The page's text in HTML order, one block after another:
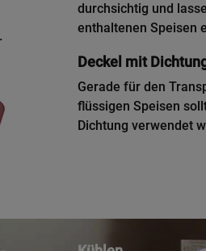
durchsichtig und
enthaltenen Speisen
Deckel mit
Gerade für den
flüssigen Speisen
Dichtung verwendet